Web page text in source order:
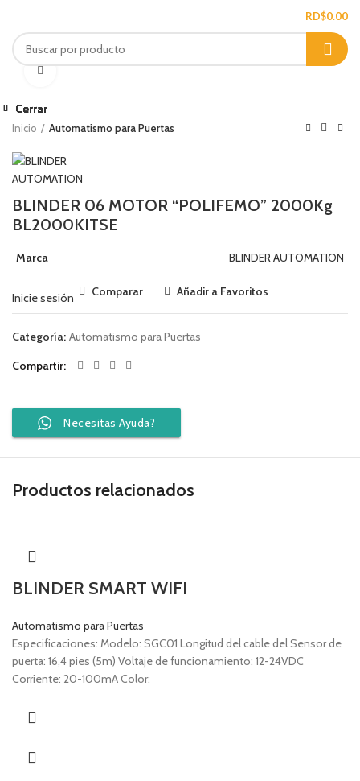
RD$0.00
Inicio Automatismo para Puertas
BLINDER 06 MOTOR “POLIFEMO” 2000Kg
BL2000KITSE
Marca BLINDER AUTOMATION
Inicie sesión Comparar Añadir a Favoritos
Categoría: Automatismo para Puertas
Compartir
Necesitas Ayuda?
Productos relacionados
Cerrar
BLINDER SMART WIFI
Automatismo para Puertas
Especificaciones: Modelo: SGC01 Longitud del cable del Sensor de
puerta: 16,4 pies (5m) Voltaje de funcionamiento: 12-24VDC
Corriente: 20-100mA Color:
Cerrar
Cerrar
Cerrar
Cerrar
Cerrar
Cerrar
Cerrar